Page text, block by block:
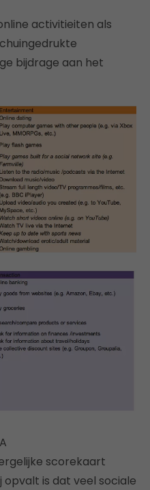
activitieiten als
bijdrage aan het
scorekaart
is dat veel sociale